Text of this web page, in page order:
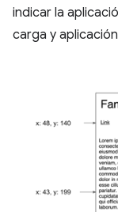
indicar la
carga y